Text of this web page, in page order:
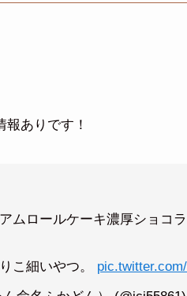
ありです！
ムロールケーキ濃厚ショコラ
こ細いやつ。